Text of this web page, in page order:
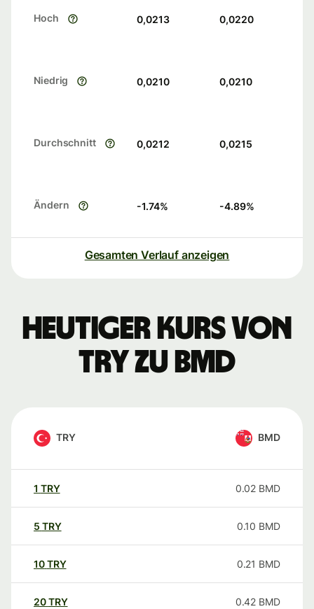
Hoch 0,0213 0,0220
Niedrig 0,0210 0,0210
Durchschnitt 0,0212 0,0215
Ändern -1.74% -4.89%
Gesamten Verlauf anzeigen
Heutiger Kurs von
TRY zu BMD
TRY BMD
1 TRY 0.02 BMD
5 TRY 0.10 BMD
10TRY 0.21 BMD
20TRY 0.42 BMD